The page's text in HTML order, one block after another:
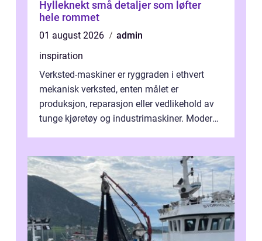
Hylleknekt små detaljer som løfter
hele rommet
01 august 2026
admin
inspiration
Verksted-maskiner er ryggraden i ethvert
mekanisk verksted, enten målet er
produksjon, reparasjon eller vedlikehold av
tunge kjøretøy og industrimaskiner. Moderne